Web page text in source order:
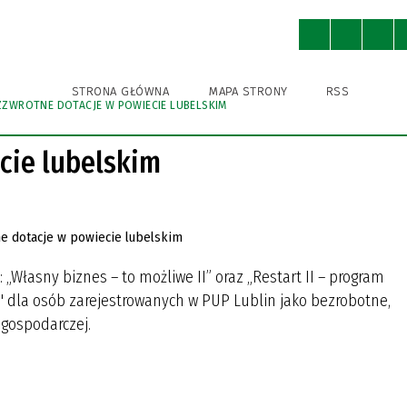
STRONA GŁÓWNA MAPA STRONY RSS
URZĘDU STRUKTURA URZĘDU
PUBLICZNE
BIBLIOTEKA PUBLICZNA
GMINNY OŚRODEK
INSTYTUCJI KULTURY
BIBLIOTEKA PUBLICZNA
GMINNY OŚRODEK
INSTYTUCJI KULTURY
EWIDENCJA ZABYTKÓW IZBA TRADYCJI
I TRASY
FOLDERY
GMINNA AKADEMIA
DOTACJE W POWIECIE LUBELSKIM
lubelskim
biznes – to możliwe II” oraz „Restart II – program
osób zarejestrowanych w PUP Lublin jako bezrobotne,